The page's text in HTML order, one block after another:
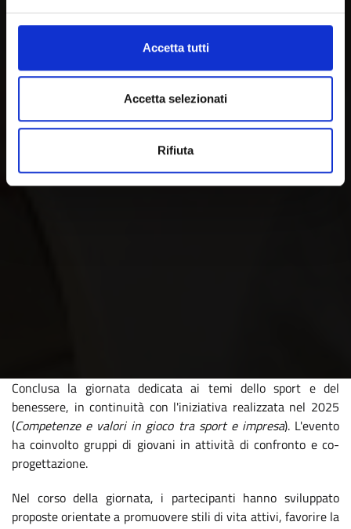
Accetta tutti
Accetta selezionati
Rifiuta
Conclusa la giornata dedicata ai temi dello sport e del
benessere, in continuità con l'iniziativa realizzata nel 2025
(Competenze e valori in gioco tra sport e impresa). L'evento
ha coinvolto gruppi di giovani in attività di confronto e co-
progettazione.
Nel corso della giornata, i partecipanti hanno sviluppato
proposte orientate a promuovere stili di vita attivi, favorire la